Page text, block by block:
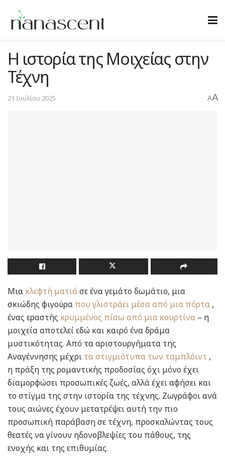
Η ιστορία της Μοιχείας στην
Τέχνη
21 Ιουλίου 2025 AA
Μια κλεφτή ματιά σε ένα γεμάτο δωμάτιο, μια
σκιώδης φιγούρα που γλιστράει μέσα από μια πόρτα ,
ένας εραστής κρυμμένος πίσω από μια κουρτίνα – η
μοιχεία αποτελεί εδώ και καιρό ένα δράμα
μυστικότητας. Από τα αριστουργήματα της
Αναγέννησης μέχρι τα στιγμιότυπα των ταμπλόιντ ,
η πράξη της ρομαντικής προδοσίας όχι μόνο έχει
διαμορφώσει προσωπικές ζωές, αλλά έχει αφήσει και
το στίγμα της στην ιστορία της τέχνης. Ζωγράφοι ανά
τους αιώνες έχουν μετατρέψει αυτή την πιο
προσωπική παράβαση σε τέχνη, προσκαλώντας τους
θεατές να γίνουν ηδονοβλεψίες του πάθους, της
ενοχής και της επιθυμίας.